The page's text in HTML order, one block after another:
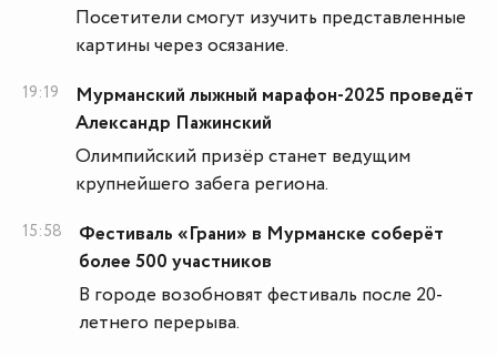
Посетители смогут изучить представленные
картины через осязание.
19:19
Мурманский лыжный марафон-2025 проведёт
Александр Пажинский
Олимпийский призёр станет ведущим
крупнейшего забега региона.
15:58
Фестиваль «Грани» в Мурманске соберёт
более 500 участников
В городе возобновят фестиваль после 20-
летнего перерыва.